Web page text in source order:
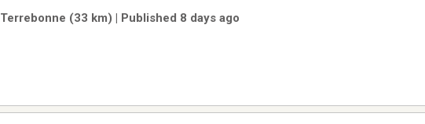
Terrebonne (33 km) | Published 8 days ago